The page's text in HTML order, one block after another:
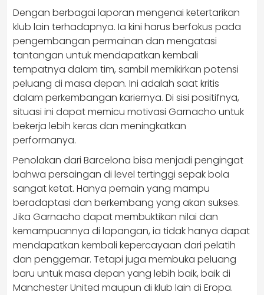
Dengan berbagai laporan mengenai ketertarikan
klub lain terhadapnya. Ia kini harus berfokus pada
pengembangan permainan dan mengatasi
tantangan untuk mendapatkan kembali
tempatnya dalam tim, sambil memikirkan potensi
peluang di masa depan. Ini adalah saat kritis
dalam perkembangan kariernya. Di sisi positifnya,
situasi ini dapat memicu motivasi Garnacho untuk
bekerja lebih keras dan meningkatkan
performanya.
Penolakan dari Barcelona bisa menjadi pengingat
bahwa persaingan di level tertinggi sepak bola
sangat ketat. Hanya pemain yang mampu
beradaptasi dan berkembang yang akan sukses.
Jika Garnacho dapat membuktikan nilai dan
kemampuannya di lapangan, ia tidak hanya dapat
mendapatkan kembali kepercayaan dari pelatih
dan penggemar. Tetapi juga membuka peluang
baru untuk masa depan yang lebih baik, baik di
Manchester United maupun di klub lain di Eropa.